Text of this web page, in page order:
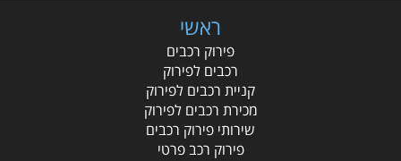
ראשי
פירוק רכבים
רכבים לפירוק
קניית רכבים לפירוק
מכירת רכבים לפירוק
שירותי פירוק רכבים
פירוק רכב פרטי